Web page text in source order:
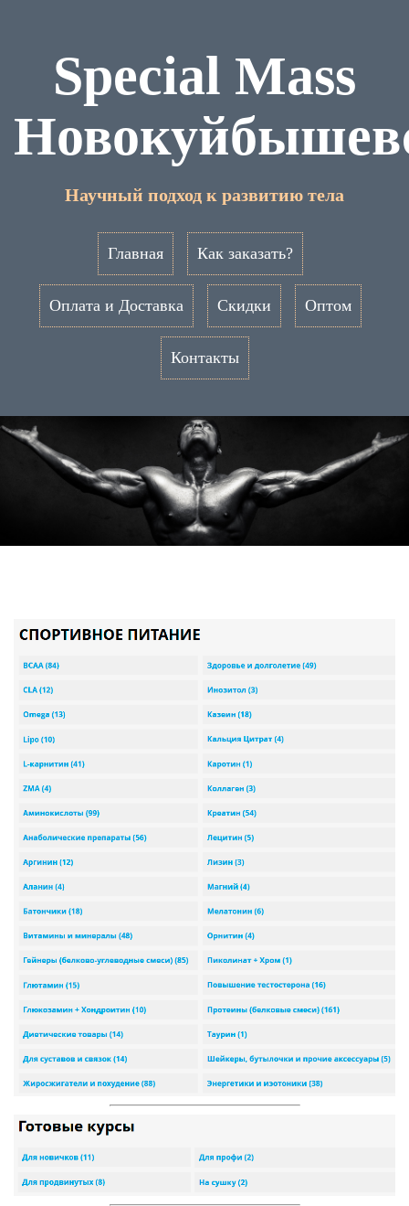
Special Mass
Научный подход к развитию тела
Главная Как заказать?
Оплата и Доставка Скидки Оптом
Контакты